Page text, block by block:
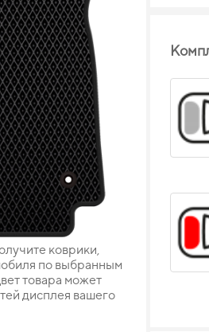
коврики,
по выбранным
товара может
дисплея вашего